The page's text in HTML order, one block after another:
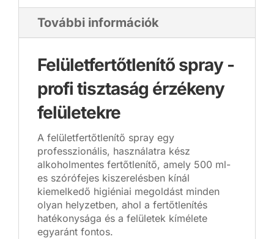
További információk
Felületfertőtlenítő spray -
profi tisztaság érzékeny
felületekre
A felületfertőtlenítő spray egy
professzionális, használatra kész
alkoholmentes fertőtlenítő, amely 500 ml-
es szórófejes kiszerelésben kínál
kiemelkedő higiéniai megoldást minden
olyan helyzetben, ahol a fertőtlenítés
hatékonysága és a felületek kímélete
egyaránt fontos.